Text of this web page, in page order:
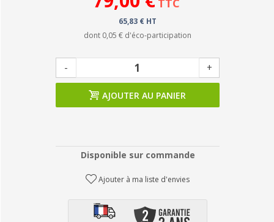
TTC
65,83 € HT
dont 0,05 € d'éco-participation
- +
AJOUTER AU PANIER
Disponible sur commande
Ajouter à ma liste d'envies